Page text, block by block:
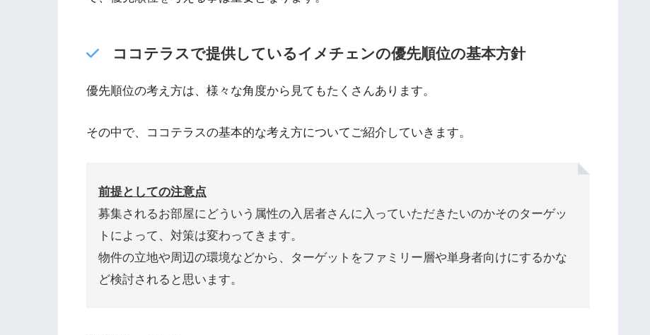
ココテラスで提供しているイメチェンの優先順位の基本方針
優先順位の考え方は、様々な角度から見てもたくさんあります。
その中で、ココテラスの基本的な考え方についてご紹介していきます。
前提としての注意点
募集されるお部屋にどういう属性の入居者さんに入っていただきたいのかそのターゲッ
トによって、対策は変わってきます。
物件の立地や周辺の環境などから、ターゲットをファミリー層や単身者向けにするかな
ど検討されると思います。